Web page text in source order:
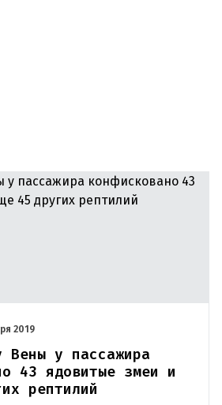
2019
Вены у пассажира
43 ядовитые змеи и
рептилий